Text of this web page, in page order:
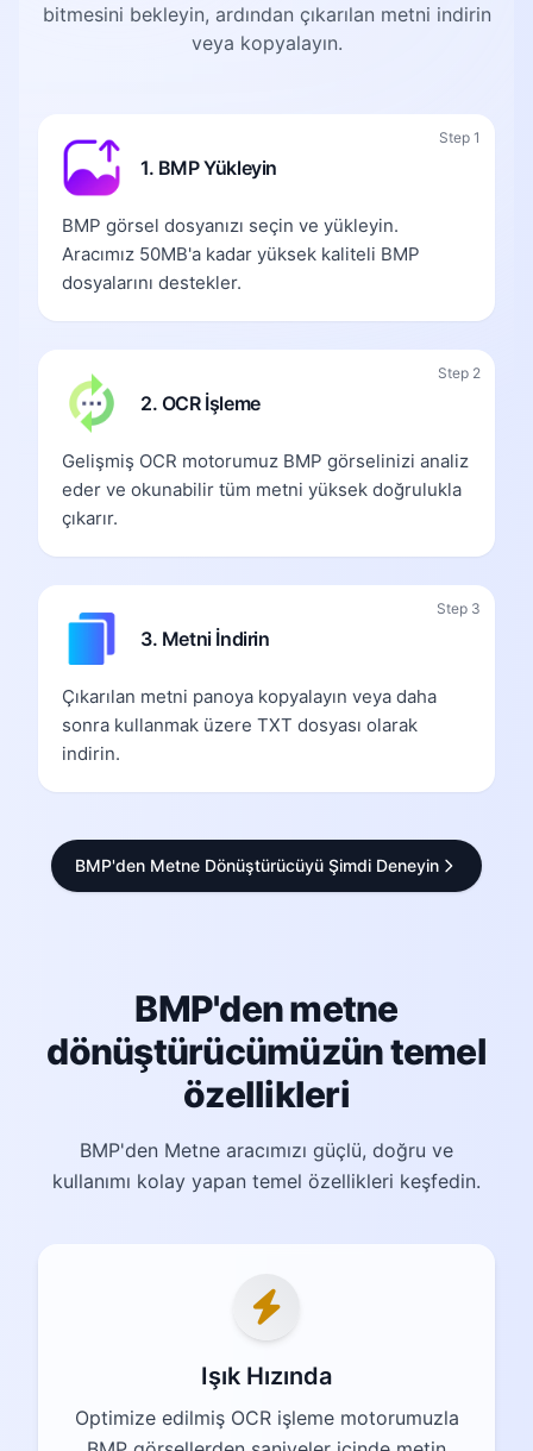
bitmesini bekleyin, ardından çıkarılan metni indirin
veya kopyalayın.
1. BMP Yükleyin
BMP görsel dosyanızı seçin ve yükleyin.
Aracımız 50MB'a kadar yüksek kaliteli BMP
dosyalarını destekler.
Step 1
2. OCR İşleme
Gelişmiş OCR motorumuz BMP görselinizi analiz
eder ve okunabilir tüm metni yüksek doğrulukla
çıkarır.
Step 2
3. Metni İndirin
Çıkarılan metni panoya kopyalayın veya daha
sonra kullanmak üzere TXT dosyası olarak
indirin.
Step 3
BMP'den Metne Dönüştürücüyü Şimdi Deneyin
BMP'den metne
dönüştürücümüzün temel
özellikleri
BMP'den Metne aracımızı güçlü, doğru ve
kullanımı kolay yapan temel özellikleri keşfedin.
Işık Hızında
Optimize edilmiş OCR işleme motorumuzla